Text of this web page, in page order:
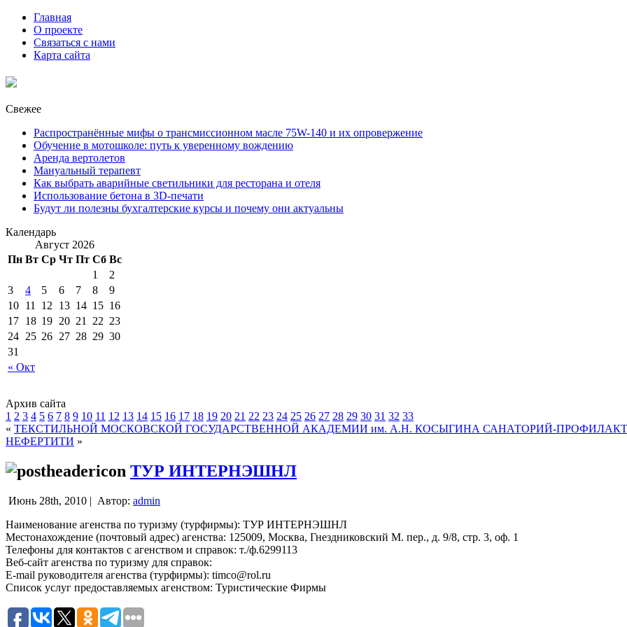
Главная
О проекте
Связаться с нами
Карта сайта
Свежее
Распространённые мифы о трансмиссионном масле 75W-140 и их опровержение
Обучение в мотошколе: путь к уверенному вождению
Аренда вертолетов
Мануальный терапевт
Как выбрать аварийные светильники для ресторана и отеля
Использование бетона в 3D-печати
Будут ли полезны бухгалтерские курсы и почему они актуальны
Календарь
Август 2026
Пн Вт Ср Чт Пт Сб Вс
« Окт
1
2
3
4 5 6 7 8
9
10 11 12 13 14 15 16
17 18 19 20 21 22 23
24 25 26 27 28 29 30
31
Архив сайта
1 2 3 4 5 6 7 8 9 10 11 12 13 14 15 16 17 18 19 20 21 22 23 24 25 26 27 28 29 30 31 32 33
« ТЕКСТИЛЬНОЙ МОСКОВСКОЙ ГОСУДАРСТВЕННОЙ АКАДЕМИИ им. А.Н. КОСЫГИНА САНАТОРИЙ-
НЕФЕРТИТИ »
ТУР ИНТЕРНЭШНЛ
Июнь 28th, 2010 | Автор: admin
Наименование агенства по туризму (турфирмы): ТУР ИНТЕРНЭШНЛ
Местонахождение (почтовый адрес) агенства: 125009, Москва, Гнездниковский М. пер., д. 9/8, стр. 3, оф. 1
Телефоны для контактов с агенством и справок: т./ф.6299113
Веб-сайт агенства по туризму для справок:
E-mail руководителя агенства (турфирмы): timco@rol.ru
Список услуг предоставляемых агенством: Туристические Фирмы